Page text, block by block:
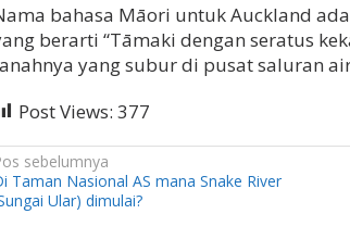
n
i
a
a
u
?
bahasa Māori untuk Auckland
berarti “Tāmaki dengan seratus
yang subur di pusat saluran
Post Views: 377
sebelumnya
Taman Nasional AS mana Snake River
Ular) dimulai?